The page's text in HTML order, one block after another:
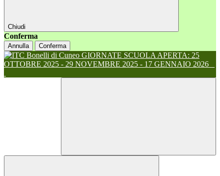
Chiudi
Conferma
Annulla Conferma
GIORNATE SCUOLA APERTA: 25
OTTOBRE 2025 - 29 NOVEMBRE 2025 - 17 GENNAIO 2026